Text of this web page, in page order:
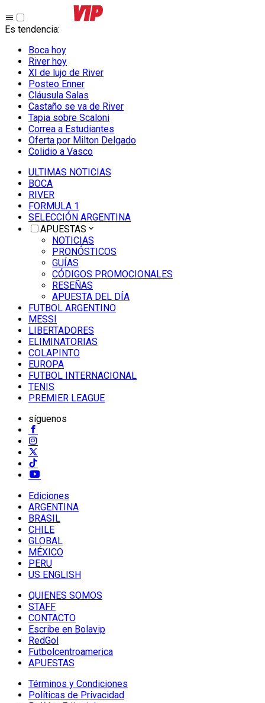
Es tendencia:
Boca hoy
River hoy
XI de lujo de River
Posteo Enner
Cláusula Salas
Castaño se va de River
Tapia sobre Scaloni
Correa a Estudiantes
Oferta por Milton Delgado
Colidio a Vasco
ULTIMAS NOTICIAS
BOCA
RIVER
FORMULA 1
SELECCIÓN ARGENTINA
APUESTAS
NOTICIAS
PRONÓSTICOS
GUÍAS
CÓDIGOS PROMOCIONALES
RESEÑAS
APUESTA DEL DÍA
FUTBOL ARGENTINO
MESSI
LIBERTADORES
ELIMINATORIAS
COLAPINTO
EUROPA
FUTBOL INTERNACIONAL
TENIS
PREMIER LEAGUE
síguenos
Ediciones
ARGENTINA
BRASIL
CHILE
GLOBAL
MÉXICO
PERU
US ENGLISH
QUIENES SOMOS
STAFF
CONTACTO
Escribe en Bolavip
RedGol
Futbolcentroamerica
APUESTAS
Términos y Condiciones
Políticas de Privacidad